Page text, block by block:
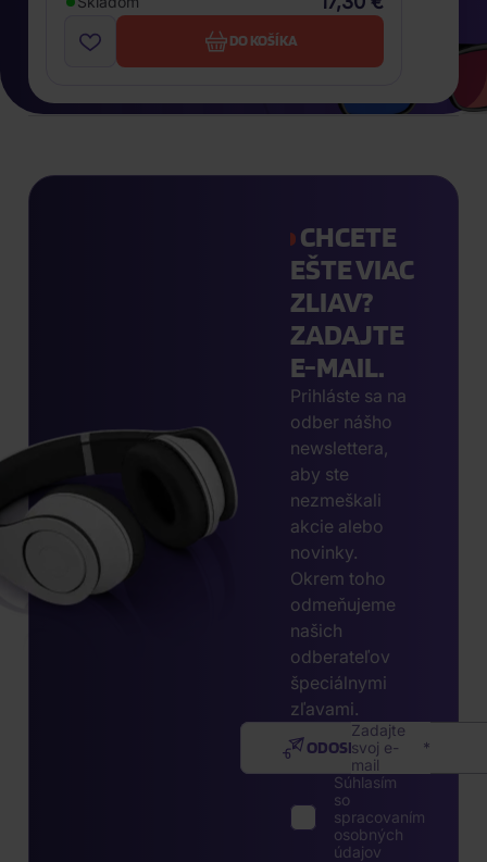
DO KOŠÍKA
CHCETE
EŠTE VIAC
ZLIAV?
ZADAJTE
E-MAIL.
Prihláste sa na
odber nášho
newslettera,
aby ste
nezmeškali
akcie alebo
novinky.
Okrem toho
odmeňujeme
našich
odberateľov
špeciálnymi
zľavami.
Zadajte
svoj e-
mail
ODOSLAŤ
Súhlasím
so
spracovaním
osobných
údajov